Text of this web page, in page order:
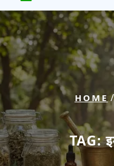
HOME
TAG: